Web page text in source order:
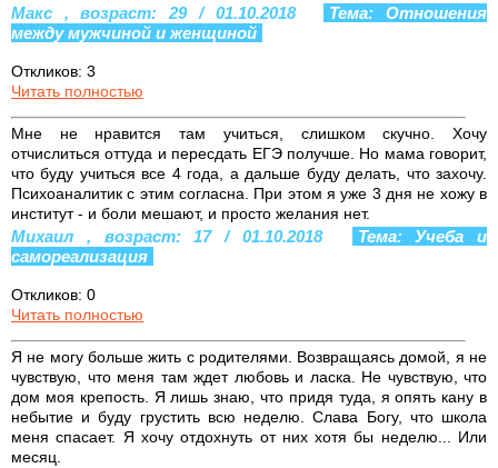
Макс , возраст: 29 / 01.10.2018
Тема: Отношения
между мужчиной и женщиной
Откликов: 3
Читать полностью
Мне не нравится там учиться, слишком скучно. Хочу
отчислиться оттуда и пересдать ЕГЭ получше. Но мама говорит,
что буду учиться все 4 года, а дальше буду делать, что захочу.
Психоаналитик с этим согласна. При этом я уже 3 дня не хожу в
институт - и боли мешают, и просто желания нет.
Михаил , возраст: 17 / 01.10.2018
Тема: Учеба и
самореализация
Откликов: 0
Читать полностью
Я не могу больше жить с родителями. Возвращаясь домой, я не
чувствую, что меня там ждет любовь и ласка. Не чувствую, что
дом моя крепость. Я лишь знаю, что придя туда, я опять кану в
небытие и буду грустить всю неделю. Слава Богу, что школа
меня спасает. Я хочу отдохнуть от них хотя бы неделю... Или
месяц.